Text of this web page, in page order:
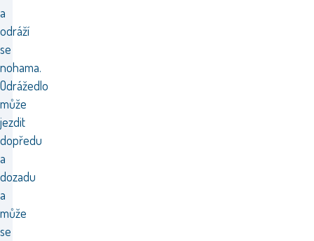
a
odráží
se
nohama.
Odrážedlo
může
jezdit
dopředu
a
dozadu
a
může
se